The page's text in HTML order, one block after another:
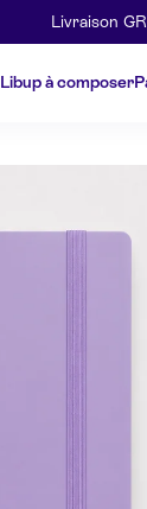
Livraison
Libup à composer